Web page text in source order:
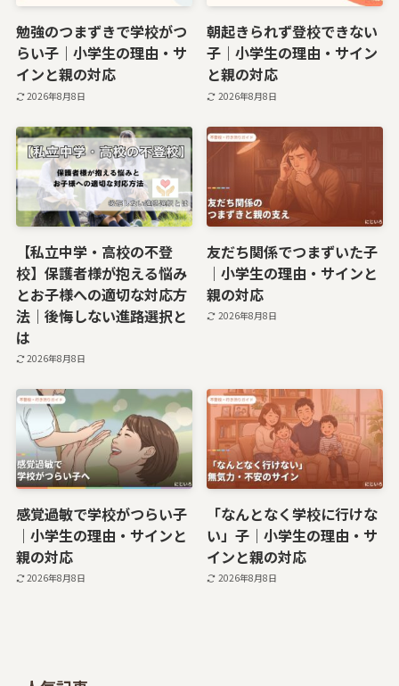
勉強のつまずきで学校がつ
らい子｜小学生の理由・サ
インと親の対応
2026年8月8日
朝起きられず登校できない
子｜小学生の理由・サイン
と親の対応
2026年8月8日
【私立中学・高校の不登
校】保護者様が抱える悩み
とお子様への適切な対応方
法｜後悔しない進路選択と
は
2026年8月8日
友だち関係でつまずいた子
｜小学生の理由・サインと
親の対応
2026年8月8日
感覚過敏で学校がつらい子
｜小学生の理由・サインと
親の対応
2026年8月8日
「なんとなく学校に行けな
い」子｜小学生の理由・サ
インと親の対応
2026年8月8日